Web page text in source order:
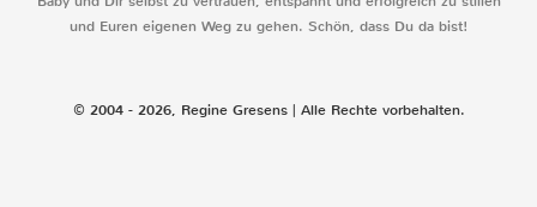
und Euren eigenen Weg zu gehen. Schön, dass Du da bist!
© 2004 - 2026, Regine Gresens | Alle Rechte vorbehalten.